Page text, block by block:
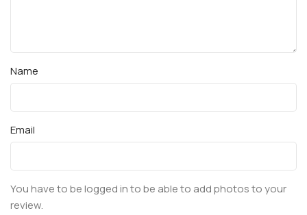
Name
Email
You have to be logged in to be able to add photos to your
review.